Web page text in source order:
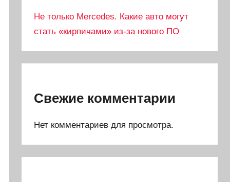
Не только Mercedes. Какие авто могут
стать «кирпичами» из-за нового ПО
Свежие комментарии
Нет комментариев для просмотра.